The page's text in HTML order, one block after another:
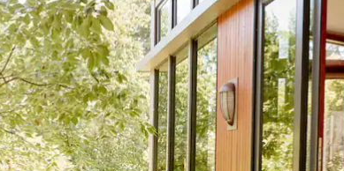
et vers le bas pour les parcourir ou en appuyant et en